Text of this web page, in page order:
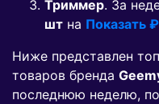
Триммер. За
шт на Показать ₽
Ниже представлен
товаров бренда
последнюю неделю,